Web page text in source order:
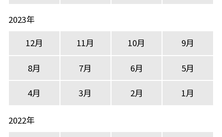
2023年
12月
11月 10月 9月
8月 7月 6月 5月
4月 3月 2月 1月
2022年